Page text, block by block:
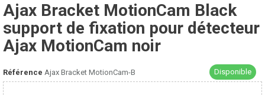
Ajax Bracket MotionCam Black
support de fixation pour détecteur
Ajax MotionCam noir
Référence Ajax Bracket MotionCam-B Disponible